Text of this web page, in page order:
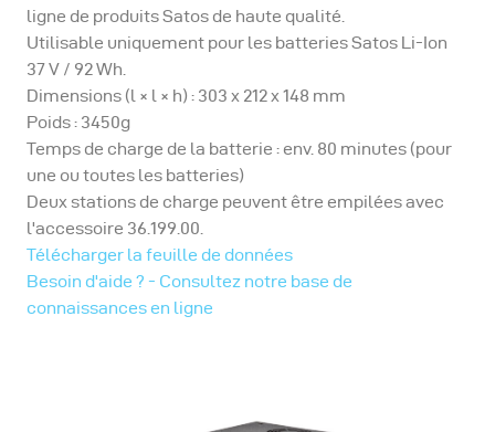
ligne de produits Satos de haute qualité.
Utilisable uniquement pour les batteries Satos Li-Ion
37 V / 92 Wh.
Dimensions (l × l × h) : 303 x 212 x 148 mm
Poids : 3450g
Temps de charge de la batterie : env. 80 minutes (pour
une ou toutes les batteries)
Deux stations de charge peuvent être empilées avec
l'accessoire 36.199.00.
Télécharger la feuille de données
Besoin d'aide ? - Consultez notre base de
connaissances en ligne